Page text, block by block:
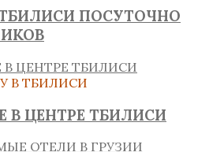
ПОСУТОЧНО
В ТБИЛИСИ
В ЦЕНТРЕ ТБИЛИСИ